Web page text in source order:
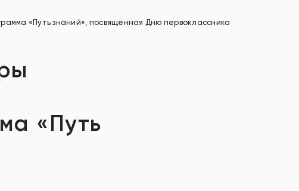
«Путь знаний», посвящённая Дню первоклассника
«Путь